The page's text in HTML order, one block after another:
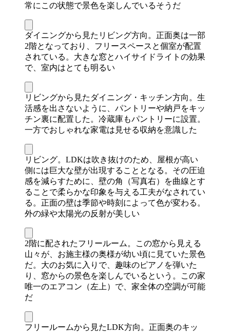
常にこの状態で景色を楽しんでいるそうだ
ダイニングから見たリビング方向。正面奥は一部
2階となっており、フリースペースと個室が配置
されている。大きな窓とハイサイドライトの効果
で、室内はとても明るい
リビングから見たダイニング・キッチン方向。生
活感を出さないように、パントリーや納戸をキッ
チン裏に配置した。冷蔵庫もパントリーに設置。
一方でおしゃれな家電は見せる収納を意識した
リビング。LDKは吹き抜けのため、屋根が高い
側には巨大な壁が出現することとなる。その圧迫
感を減らすために、壁の角（写真右）を曲線とす
ることで柔らかな印象を与える工夫がなされてい
る。正面の壁は季節や時刻によって色が変わる。
外の緑や太陽光の反射が美しい
2階に配されたフリールーム。この窓から見える
山々が、お施主様の奥様が幼い頃に見ていた景色
だ。大のお気に入りで、趣味のピアノを弾いた
り、窓からの景色を楽しんでいるという。この家
唯一のエアコン（左上）で、家全体の空調が可能
だ
フリールームから見たLDK方向。正面奥のキッ